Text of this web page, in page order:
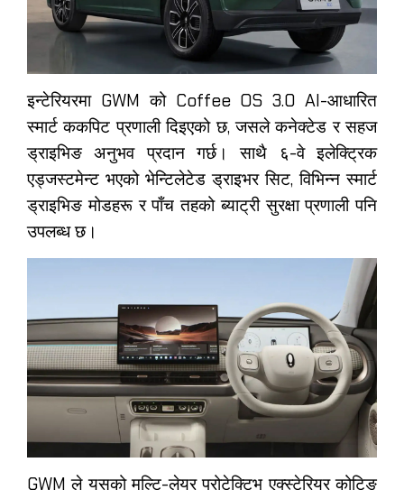
इन्टेरियरमा GWM को Coffee OS 3.0 AI-आधारित
स्मार्ट ककपिट प्रणाली दिइएको छ, जसले कनेक्टेड र सहज
ड्राइभिङ अनुभव प्रदान गर्छ। साथै ६-वे इलेक्ट्रिक
एड्जस्टमेन्ट भएको भेन्टिलेटेड ड्राइभर सिट, विभिन्न स्मार्ट
ड्राइभिङ मोडहरू र पाँच तहको ब्याट्री सुरक्षा प्रणाली पनि
उपलब्ध छ।
GWM ले यसको मल्टि-लेयर प्रोटेक्टिभ एक्स्टेरियर कोटिङ